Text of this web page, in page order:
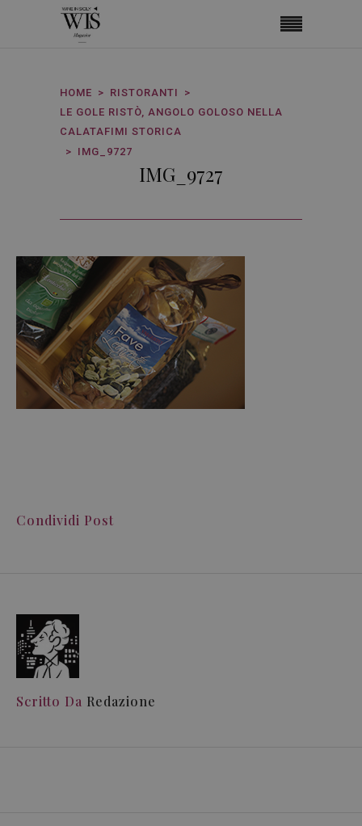
HOME
RISTORANTI
LE GOLE RISTÒ, ANGOLO GOLOSO NELLA
CALATAFIMI STORICA
IMG_9727
IMG_9727
Condividi Post
Scritto Da Redazione